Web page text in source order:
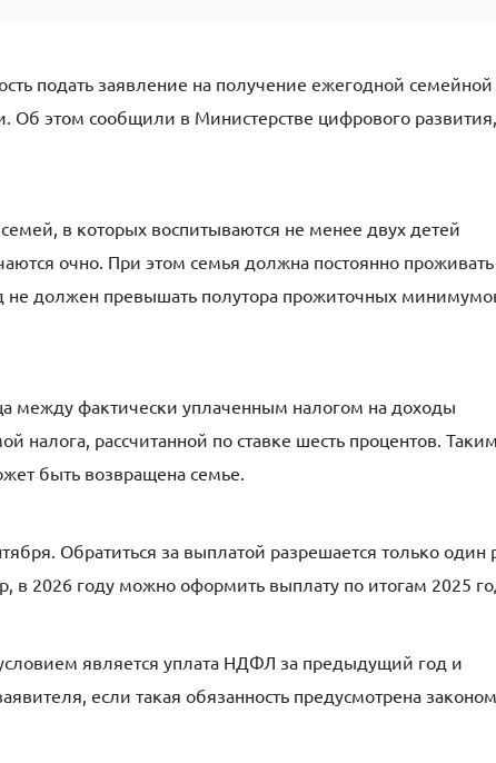
подать заявление на получение ежегодной семейной
Об этом сообщили в Министерстве цифрового развития,
в которых воспитываются не менее двух детей
очно. При этом семья должна постоянно
не должен превышать полутора прожиточных
между фактически уплаченным налогом на доходы
рассчитанной по ставке шесть процентов.
быть возвращена семье.
Обратиться за выплатой разрешается только один
в 2026 году можно оформить выплату по итогам 2025
является уплата НДФЛ за предыдущий год и
если такая обязанность предусмотрена